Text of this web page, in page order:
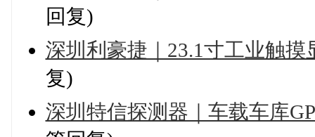
回复)
深圳利豪捷｜23.1寸工业触
复)
深圳特信探测器｜车载车库